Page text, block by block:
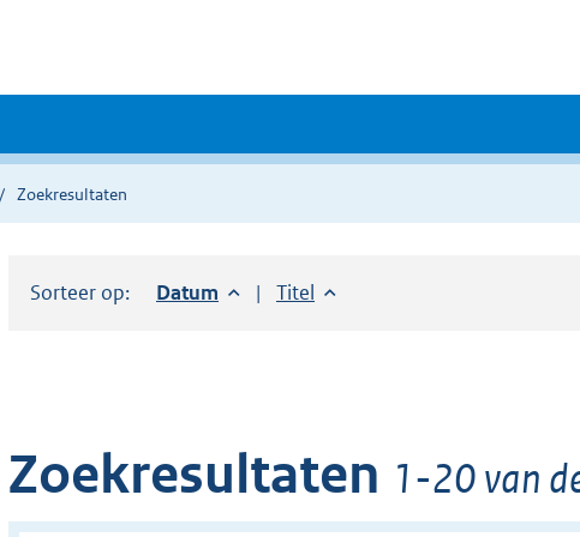
Zoekresultaten
Sorteer op: Sorteer op:
Datum aflopendSorteer op:
Titel oplopend
Zoekresultaten 1-20 van